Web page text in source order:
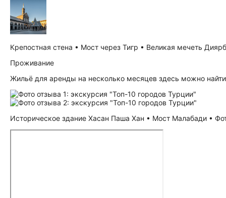
Крепостная стена • Мост через Тигр • Великая мечеть
Проживание
Жильё для аренды на несколько месяцев здесь можно
Историческое здание Хасан Паша Хан • Мост Малабади •